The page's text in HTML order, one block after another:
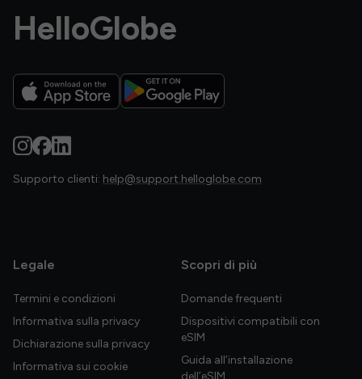
HelloGlobe
Supporto clienti: help@support.helloglobe.com
Legale
Termini e condizioni
Informativa sulla privacy
Dichiarazione sulla privacy
Informativa sui cookie
Scopri di più
Domande frequenti
Dispositivi compatibili con
eSIM
Guida all’installazione
dell’eSIM